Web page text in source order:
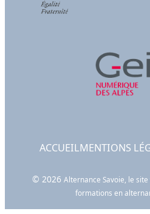
ACCUEILMENTIONS
© 2026 Alternance Savoie, le site
formations en